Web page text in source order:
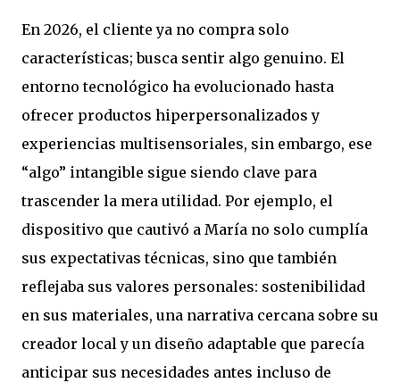
En 2026, el cliente ya no compra solo
características; busca sentir algo genuino. El
entorno tecnológico ha evolucionado hasta
ofrecer productos hiperpersonalizados y
experiencias multisensoriales, sin embargo, ese
“algo” intangible sigue siendo clave para
trascender la mera utilidad. Por ejemplo, el
dispositivo que cautivó a María no solo cumplía
sus expectativas técnicas, sino que también
reflejaba sus valores personales: sostenibilidad
en sus materiales, una narrativa cercana sobre su
creador local y un diseño adaptable que parecía
anticipar sus necesidades antes incluso de